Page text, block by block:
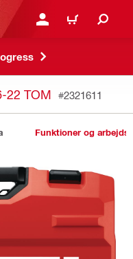
LOG IND ELLER
INDKØBSKURV
22 TOM #2321611
Funktioner og